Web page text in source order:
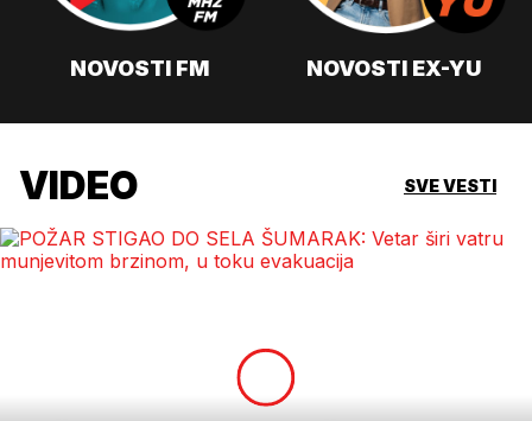
NOVOSTI FM NOVOSTI EX-YU
VIDEO SVE VESTI